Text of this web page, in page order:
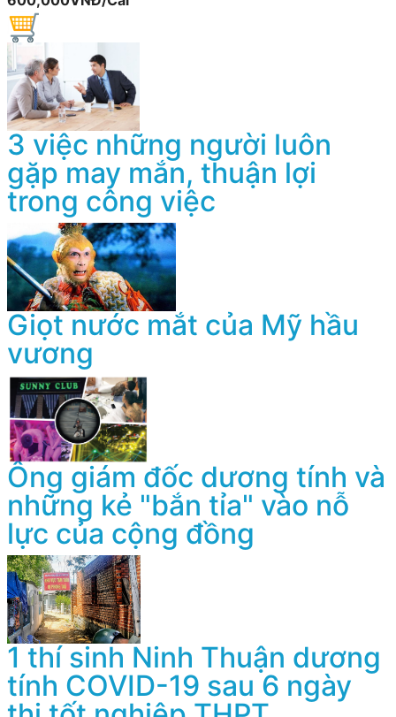
3 việc những người luôn
gặp may mắn, thuận lợi
trong công việc
Giọt nước mắt của Mỹ hầu
vương
Ông giám đốc dương tính và
những kẻ "bắn tỉa" vào nỗ
lực của cộng đồng
1 thí sinh Ninh Thuận dương
tính COVID-19 sau 6 ngày